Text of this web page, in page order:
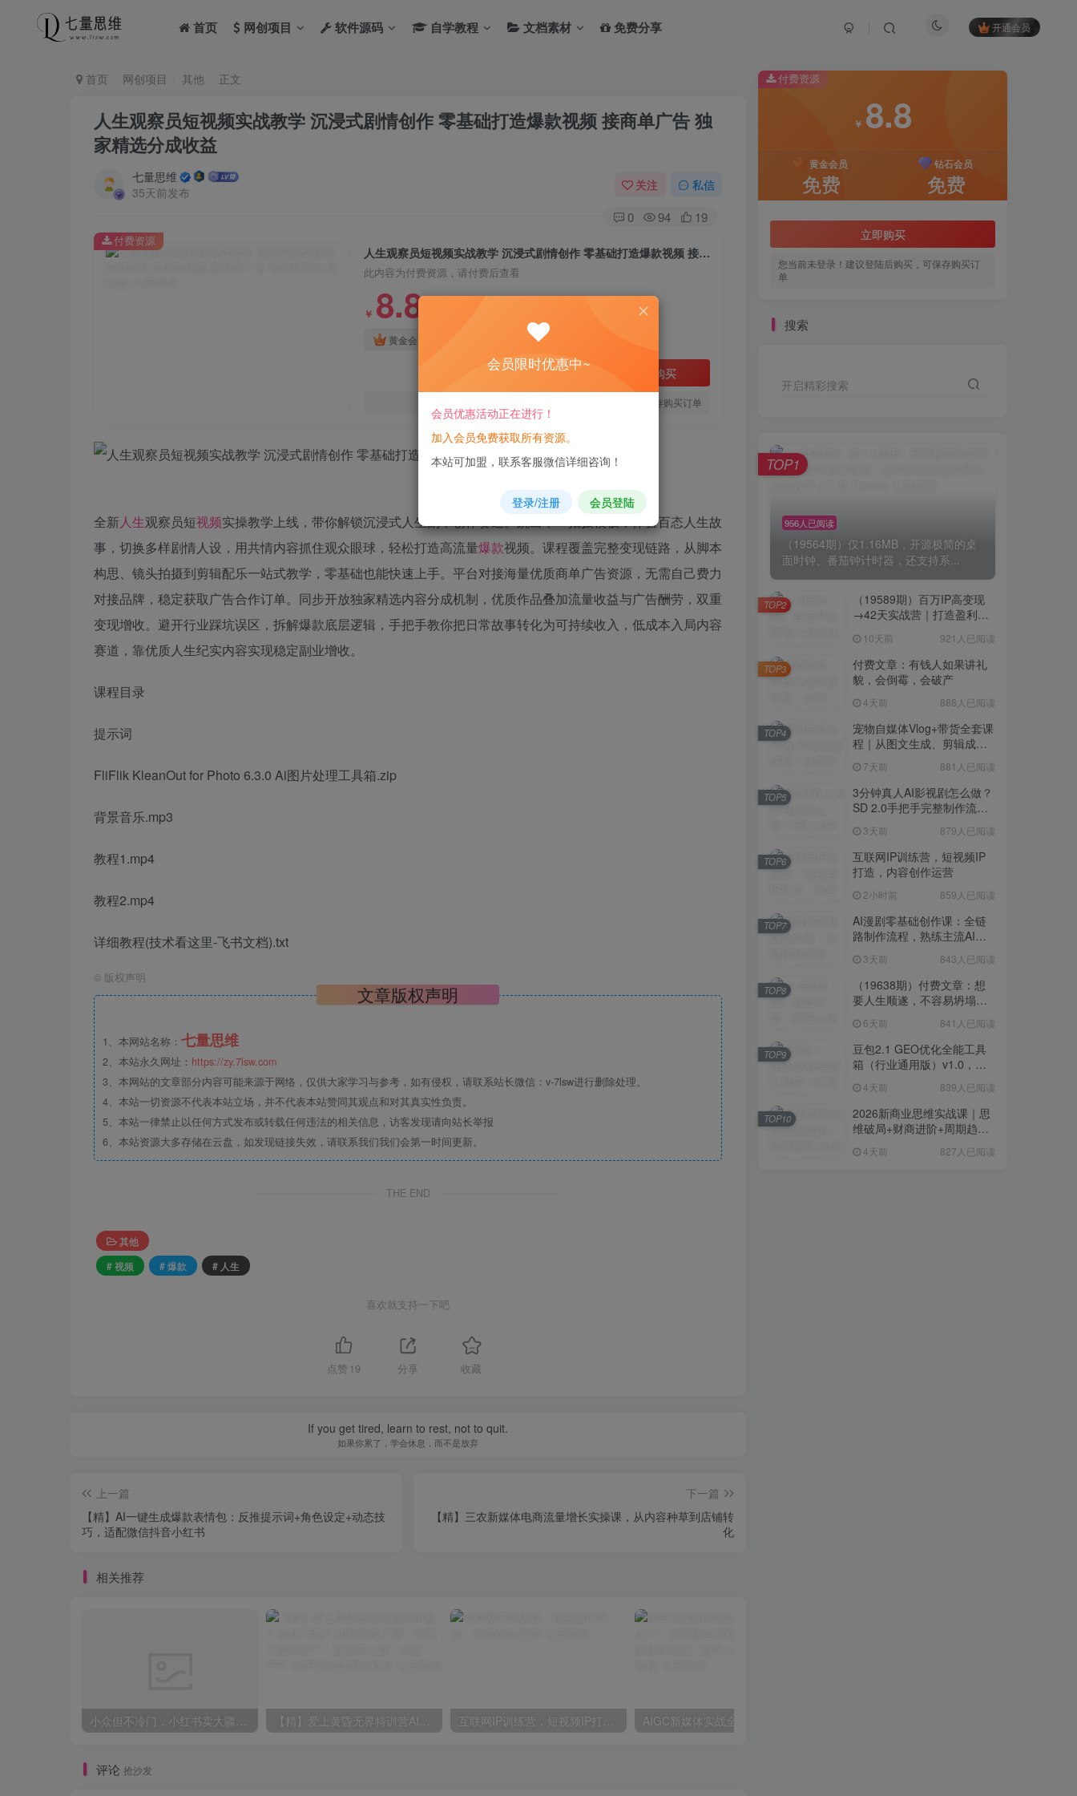
首页 网创项目 软件源码 自学教程 文档素材 免费分享 开通会员
首页 网创项目 其他 正文
人生观察员短视频实战教学 沉浸式剧情创作 零基础打造爆款视频 接商单广告 独
家精选分成收益
七量思维
35天前发布
关注 私信
0 94 19
人生观察员短视频实战教学 沉浸式剧情创作 零基础打造爆款视频 接商单广告 独家精选分成收益
此内容为付费资源，请付费后查看
￥ 8.8
黄金会员 免费
立即购买
您当前未登录！建议登陆后购买，可保存购买订单
付费资源
全新人生观察员短视频实操教学上线，带你解锁沉浸式人生副本创作赛道。跳出单一拍摄模板，体验百态人生故
事，切换多样剧情人设，用共情内容抓住观众眼球，轻松打造高流量爆款视频。课程覆盖完整变现链路，从脚本
构思、镜头拍摄到剪辑配乐一站式教学，零基础也能快速上手。平台对接海量优质商单广告资源，无需自己费力
对接品牌，稳定获取广告合作订单。同步开放独家精选内容分成机制，优质作品叠加流量收益与广告酬劳，双重
变现增收。避开行业踩坑误区，拆解爆款底层逻辑，手把手教你把日常故事转化为可持续收入，低成本入局内容
赛道，靠优质人生纪实内容实现稳定副业增收。
课程目录
提示词
FliFlik KleanOut for Photo 6.3.0 Ai图片处理工具箱.zip
背景音乐.mp3
教程1.mp4
教程2.mp4
详细教程(技术看这里-飞书文档).txt
© 版权声明
文章版权声明
1、本网站名称： 七量思维
2、本站永久网址： https://zy.7lsw.com
3、本网站的文章部分内容可能来源于网络，仅供大家学习与参考，如有侵权，请联系站长微信：v-7lsw进行删除处理。
4、本站一切资源不代表本站立场，并不代表本站赞同其观点和对其真实性负责。
5、本站一律禁止以任何方式发布或转载任何违法的相关信息，访客发现请向站长举报
6、本站资源大多存储在云盘，如发现链接失效，请联系我们我们会第一时间更新。
THE END
其他
# 视频
# 爆款 # 人生
喜欢就支持一下吧
点赞 19 分享 收藏
If you get tired, learn to rest, not to quit.
如果你累了，学会休息，而不是放弃
上一篇
【精】AI一键生成爆款表情包：反推提示词+角色设定+动态技
巧，适配微信抖音小红书
下一篇
【精】三农新媒体电商流量增长实操课，从内容种草到店铺转
化
相关推荐
评论 抢沙发
付费资源
￥ 8.8
黄金会员
免费
钻石会员
免费
立即购买
您当前未登录！建议登陆后购买，可保存购买订
单
搜索
开启精彩搜索
956人已阅读
（19564期）仅1.16MB，开源极简的桌
面时钟、番茄钟计时器，还支持系...
TOP1
（19589期）百万IP高变现
→42天实战营｜打造盈利赚
域转化批量成交积累客户案
例
10天前 921人已阅读
TOP2
付费文章：有钱人如果讲礼
貌，会倒霉，会破产
4天前 888人已阅读
TOP3
宠物自媒体Vlog+带货全套课
程｜从图文生成、剪辑成片
7天前 881人已阅读
TOP4
3分钟真人AI影视剧怎么做？
SD 2.0手把手完整制作流程
无限生成
3天前 879人已阅读
TOP5
互联网IP训练营，短视频IP
打造，内容创作运营
2小时前 859人已阅读
TOP6
AI漫剧零基础创作课：全链
路制作流程，熟练主流AI工
3天前 843人已阅读
TOP7
（19638期）付费文章：想
要人生顺遂，不容易坍塌，
6天前 841人已阅读
TOP8
豆包2.1 GEO优化全能工具
箱（行业通用版）v1.0，会
景4天前 839人已阅读
TOP9
2026新商业思维实战课｜思
维破局+财商进阶+周期趋势
度解析全体系
4天前 827人已阅读
TOP10
会员限时优惠中~
会员优惠活动正在进行！
加入会员免费获取所有资源。
本站可加盟，联系客服微信详细咨询！
登录/注册 会员登陆